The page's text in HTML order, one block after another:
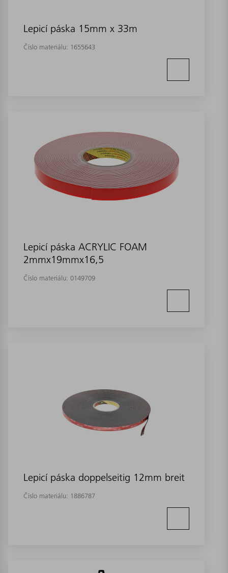
Lepicí páska 15mm x 33m
Číslo materiálu: 1655643
Lepicí páska ACRYLIC FOAM
2mmx19mmx16,5
Číslo materiálu: 0149709
Lepicí páska doppelseitig 12mm breit
Číslo materiálu: 1886787